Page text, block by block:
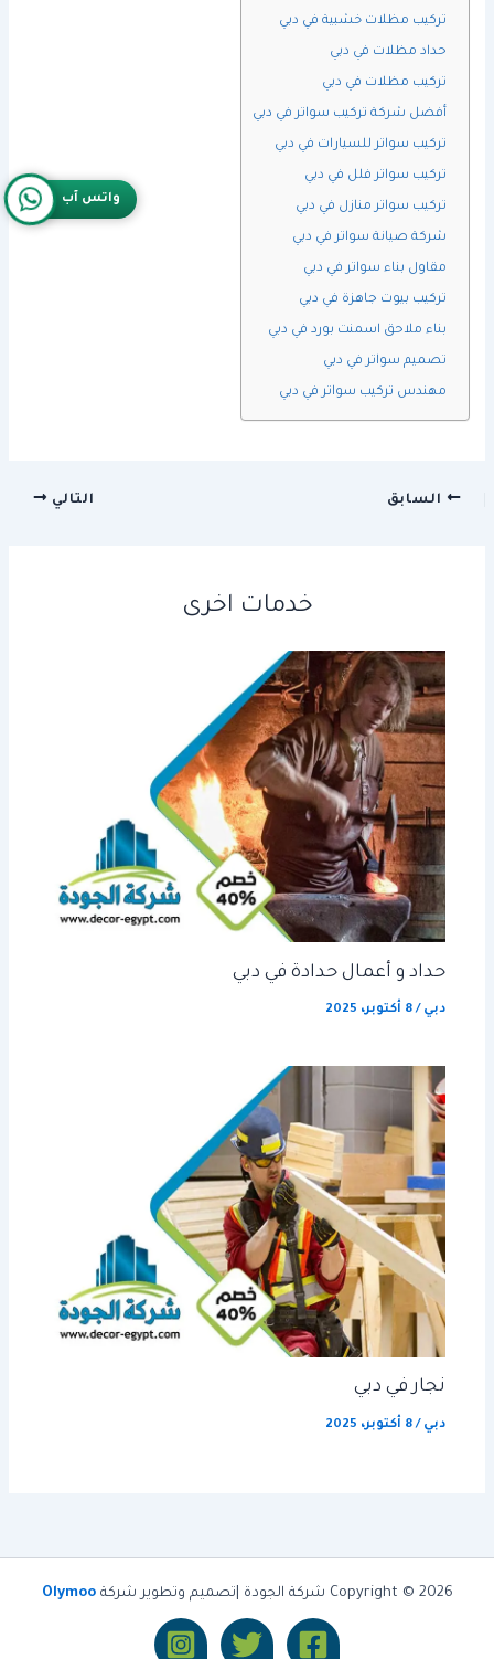
تركيب مظلات خشبية في دبي
حداد مظلات في دبي
تركيب مظلات في دبي
أفضل شركة تركيب سواتر في دبي
تركيب سواتر للسيارات في دبي
تركيب سواتر فلل في دبي
تركيب سواتر منازل في دبي
شركة صيانة سواتر في دبي
مقاول بناء سواتر في دبي
تركيب بيوت جاهزة في دبي
بناء ملاحق اسمنت بورد في دبي
تصميم سواتر في دبي
مهندس تركيب سواتر في دبي
السابق التالي
خدمات اخرى
حداد و أعمال حدادة في دبي
دبي /8 أكتوبر، 2025
نجار في دبي
دبي /8 أكتوبر، 2025
Copyright © 2026 شركة الجودة |تصميم وتطوير شركة Olymoo
واتس آب